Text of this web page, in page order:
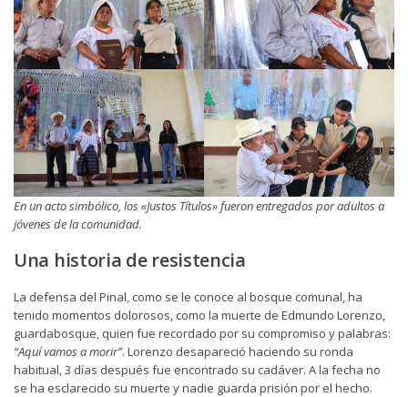
En un acto simbólico, los «Justos Títulos» fueron entregados por adultos a
jóvenes de la comunidad.
Una historia de resistencia
La defensa del Pinal, como se le conoce al bosque comunal, ha
tenido momentos dolorosos, como la muerte de Edmundo Lorenzo,
guardabosque, quien fue recordado por su compromiso y palabras:
“Aquí vamos a morir”. Lorenzo desapareció haciendo su ronda
habitual, 3 días después fue encontrado su cadáver. A la fecha no
se ha esclarecido su muerte y nadie guarda prisión por el hecho.